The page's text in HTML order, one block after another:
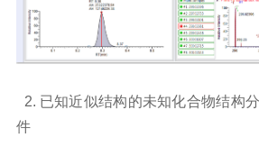
2. 已知近似结构的未知化合物结构分
件